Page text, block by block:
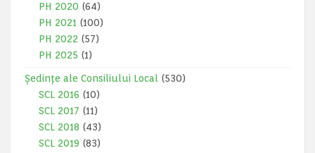
PH 2020 (64)
PH 2021 (100)
PH 2022 (57)
PH 2025 (1)
Ședințe ale Consiliului Local
(530)
SCL 2016 (10)
SCL 2017 (11)
SCL 2018 (43)
SCL 2019 (83)